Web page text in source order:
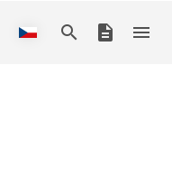
search description menu